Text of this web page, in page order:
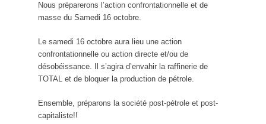
Nous préparerons l’action confrontationnelle et de
masse du Samedi 16 octobre.
Le samedi 16 octobre aura lieu une action
confrontationnelle ou action directe et/ou de
désobéissance. Il s’agira d’envahir la raffinerie de
TOTAL et de bloquer la production de pétrole.
Ensemble, préparons la société post-pétrole et post-
capitaliste!!